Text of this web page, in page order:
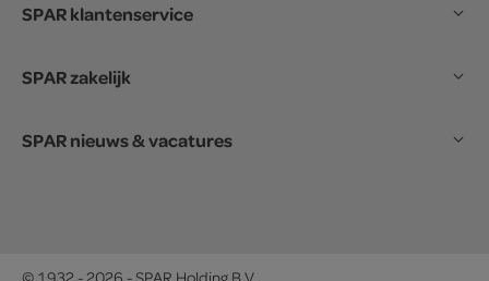
SPAR klantenservice
SPAR zakelijk
SPAR nieuws & vacatures